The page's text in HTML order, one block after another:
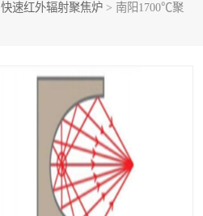
快速红外辐射聚焦炉 > 南阳1700℃聚
定制红外加热实验设备
红外辐射吸收涂料
电工电气